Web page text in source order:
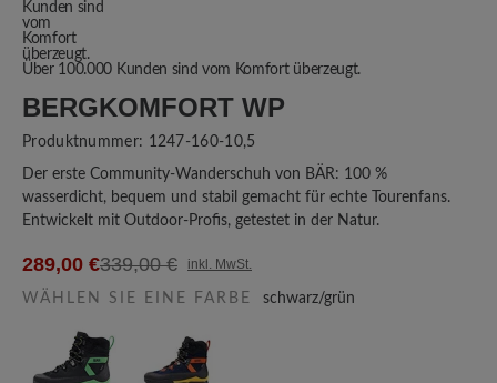
Über 100.000 Kunden sind vom Komfort überzeugt.
BERGKOMFORT WP
Produktnummer: 1247-160-10,5
Der erste Community-Wanderschuh von BÄR: 100 %
wasserdicht, bequem und stabil gemacht für echte Tourenfans.
Entwickelt mit Outdoor-Profis, getestet in der Natur.
289,00 €339,00 € inkl. MwSt.
WÄHLEN SIE EINE FARBE schwarz/grün